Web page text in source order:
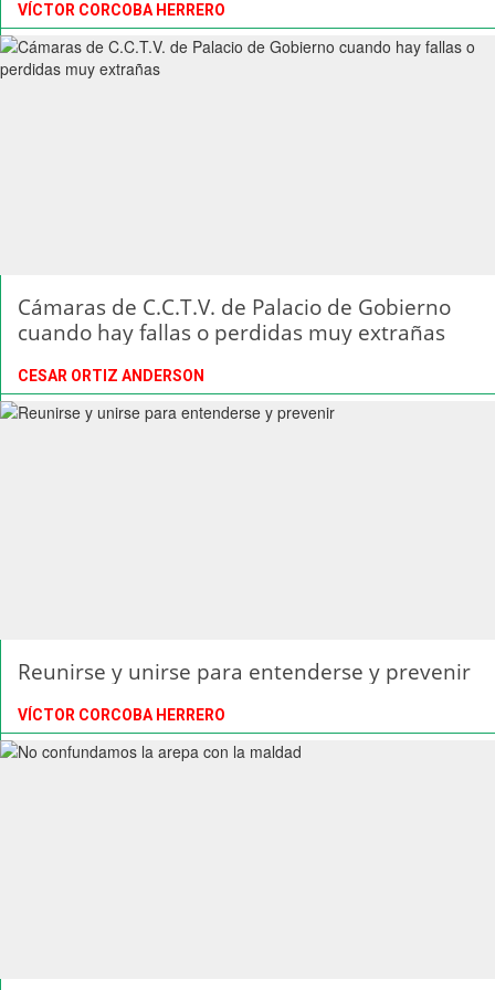
VÍCTOR CORCOBA HERRERO
Cámaras de C.C.T.V. de Palacio de Gobierno
cuando hay fallas o perdidas muy extrañas
CESAR ORTIZ ANDERSON
Reunirse y unirse para entenderse y prevenir
VÍCTOR CORCOBA HERRERO